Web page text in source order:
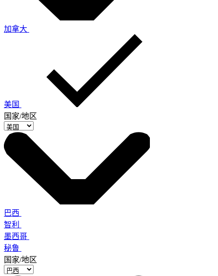
加拿大
美国
国家/地区
巴西
智利
墨西哥
秘鲁
国家/地区